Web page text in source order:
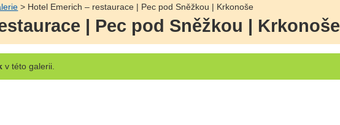
> Hotel Emerich – restaurace | Pec pod Sněžkou | Krkonoše
| Pec pod Sněžkou | Krkonoše
v této galerii.